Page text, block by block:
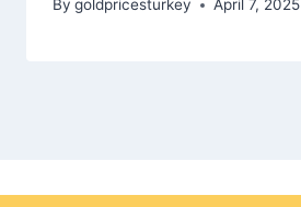
By goldpricesturkey April 7, 2025